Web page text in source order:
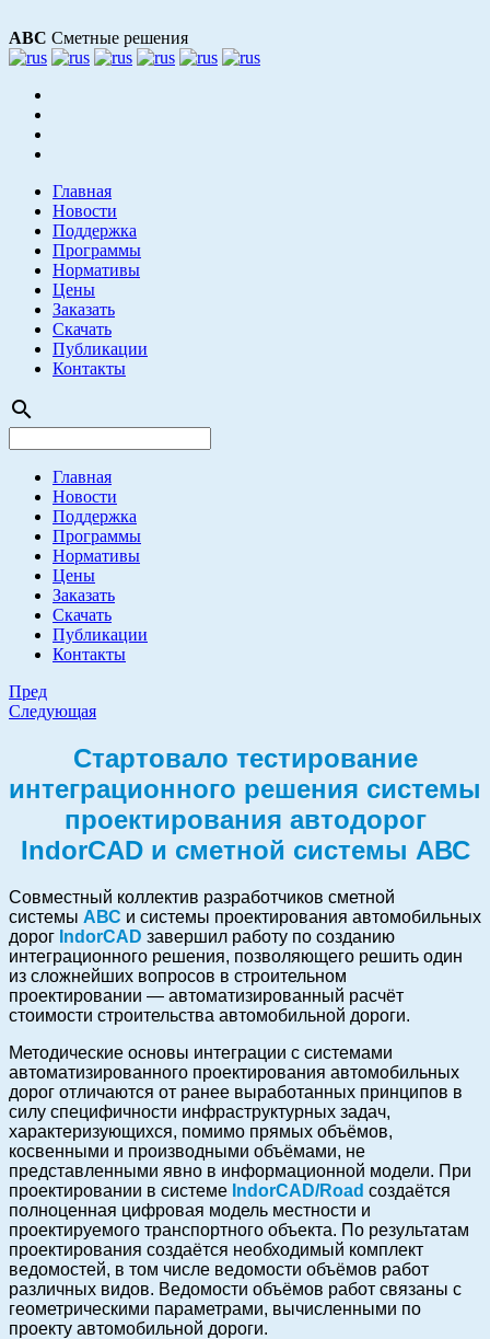
АВС Сметные решения
Главная
Новости
Поддержка
Программы
Нормативы
Цены
Заказать
Скачать
Публикации
Контакты
search
Главная
Новости
Поддержка
Программы
Нормативы
Цены
Заказать
Скачать
Публикации
Контакты
Пред
Следующая
Стартовало тестирование
интеграционного решения системы
проектирования автодорог
IndorCAD и сметной системы АВС
Совместный коллектив разработчиков сметной
системы АВС и системы проектирования автомобильных
дорог IndorCAD завершил работу по созданию
интеграционного решения, позволяющего решить один
из сложнейших вопросов в строительном
проектировании — автоматизированный расчёт
стоимости строительства автомобильной дороги.
Методические основы интеграции с системами
автоматизированного проектирования автомобильных
дорог отличаются от ранее выработанных принципов в
силу специфичности инфраструктурных задач,
характеризующихся, помимо прямых объёмов,
косвенными и производными объёмами, не
представленными явно в информационной модели. При
проектировании в системе IndorCAD/Road создаётся
полноценная цифровая модель местности и
проектируемого транспортного объекта. По результатам
проектирования создаётся необходимый комплект
ведомостей, в том числе ведомости объёмов работ
различных видов. Ведомости объёмов работ связаны с
геометрическими параметрами, вычисленными по
проекту автомобильной дороги.